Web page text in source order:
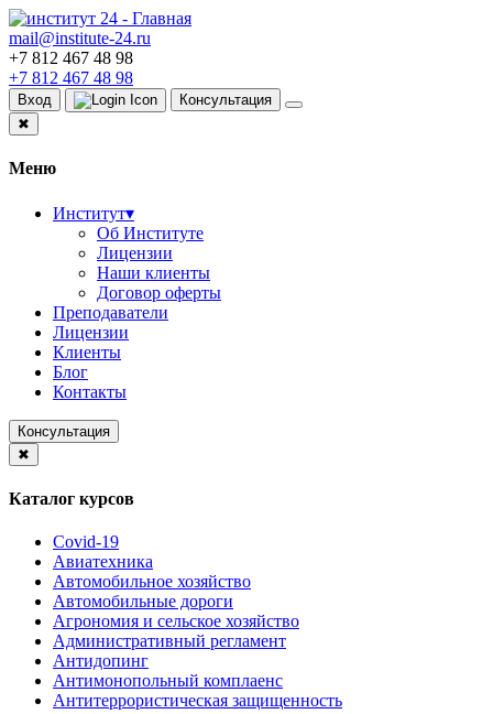
mail@institute-24.ru
+7 812 467 48 98
+7 812 467 48 98
Вход
Консультация
✖
Меню
Институт▾
Об Институте
Лицензии
Наши клиенты
Договор оферты
Преподаватели
Лицензии
Клиенты
Блог
Контакты
Консультация
✖
Каталог курсов
Covid-19
Авиатехника
Автомобильное хозяйство
Автомобильные дороги
Агрономия и сельское хозяйство
Административный регламент
Антидопинг
Антимонопольный комплаенс
Антитеррористическая защищенность